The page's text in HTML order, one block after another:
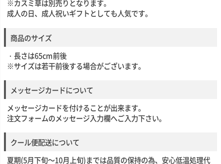
※カスミ草は別売りとなります。
成人の日、成人祝いギフトとしても人気です。
商品のサイズ
・長さは65cm前後
※サイズは若干前後する場合がございます。
メッセージカードについて
メッセージカードを付けることが出来ます。
注文フォームのメッセージ入力欄へご入力下さい。
クール便配送について
夏期(5月下旬～10月上旬)までは品質の保持の為、安心低温処理代